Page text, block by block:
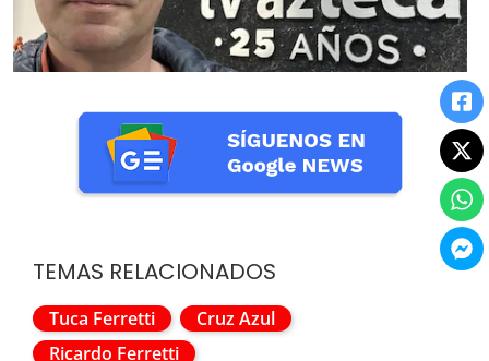
TEMAS RELACIONADOS
Tuca Ferretti
Cruz Azul
Ricardo Ferretti